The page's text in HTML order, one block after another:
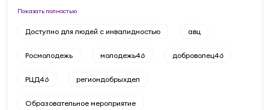
Показать полностью
Доступно для людей с инвалидностью авц
Росмолодежь молодежь46 доброволец46
РЦД46 региондобрыхдел
Образовательное мероприятие